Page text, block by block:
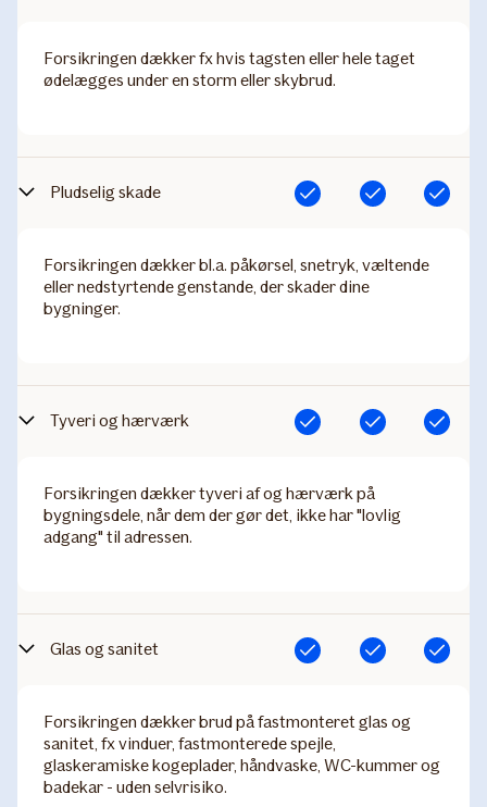
Forsikringen dækker fx hvis tagsten eller hele taget
ødelægges under en storm eller skybrud.
Pludselig skade Inkluderet Inkluderet Inkluderet
Forsikringen dækker bl.a. påkørsel, snetryk, væltende
eller nedstyrtende genstande, der skader dine
bygninger.
Tyveri og hærværk Inkluderet Inkluderet Inkluderet
Forsikringen dækker tyveri af og hærværk på
bygningsdele, når dem der gør det, ikke har "lovlig
adgang" til adressen.
Glas og sanitet Inkluderet Inkluderet Inkluderet
Forsikringen dækker brud på fastmonteret glas og
sanitet, fx vinduer, fastmonterede spejle,
glaskeramiske kogeplader, håndvaske, WC-kummer og
badekar - uden selvrisiko.